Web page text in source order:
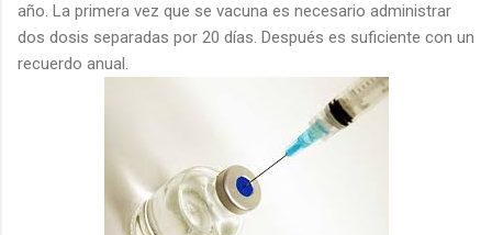
año. La primera vez que se vacuna es necesario administrar
dos dosis separadas por 20 días. Después es suficiente con un
recuerdo anual.